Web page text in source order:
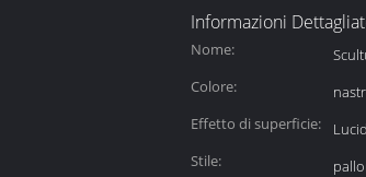
Informazioni
Nome:
Colore:
Effetto di superficie:
Stile: